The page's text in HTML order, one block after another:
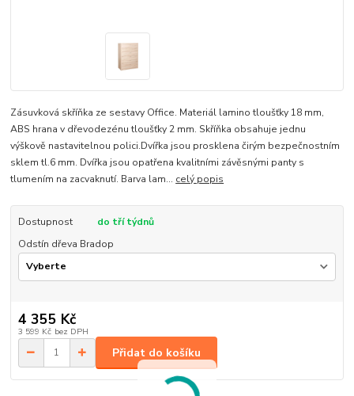
Zásuvková skříňka ze sestavy Office. Materiál lamino tloušťky 18 mm,
ABS hrana v dřevodezénu tloušťky 2 mm. Skříňka obsahuje jednu
výškově nastavitelnou polici.Dvířka jsou prosklena čirým bezpečnostním
sklem tl.6 mm. Dvířka jsou opatřena kvalitními závěsnými panty s
tlumením na zacvaknutí. Barva lam... celý popis
Dostupnost
do tří týdnů
Odstín dřeva Bradop
4 355 Kč
3 599 Kč bez DPH
Přidat do košíku